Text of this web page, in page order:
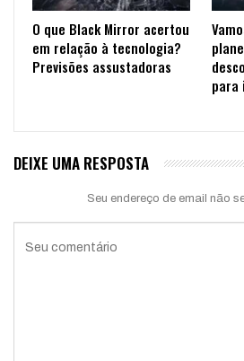
O que Black Mirror acertou
em relação à tecnologia?
Previsões assustadoras
para
DEIXE UMA RESPOSTA
Seu endereço de email não